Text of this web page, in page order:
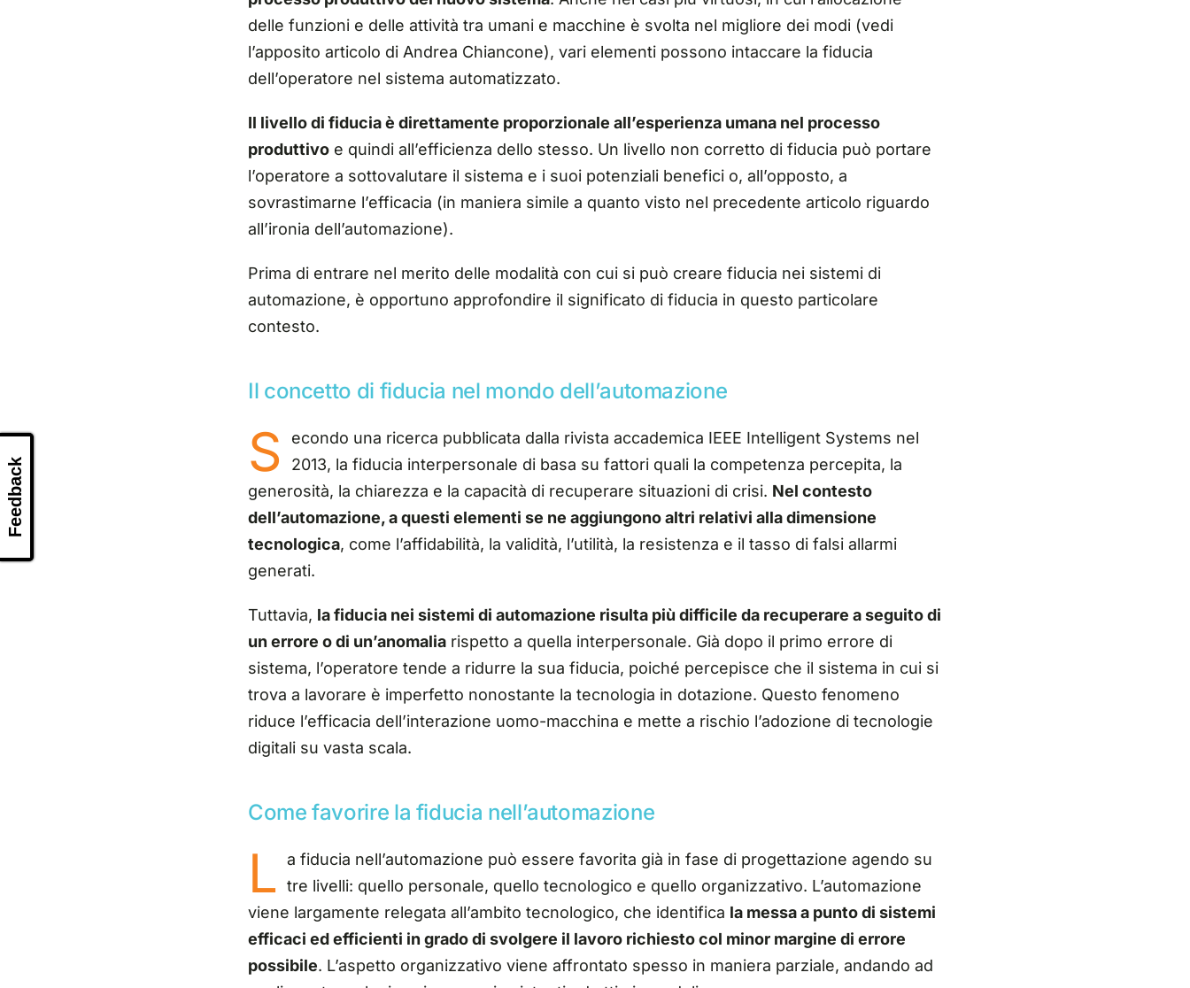
delle funzioni e delle attività tra umani e macchine è svolta nel migliore dei modi (vedi
l’apposito articolo di Andrea Chiancone), vari elementi possono intaccare la fiducia
dell’operatore nel sistema automatizzato.
Il livello di fiducia è direttamente proporzionale all’esperienza umana nel processo
produttivoe quindi all’efficienza dello stesso. Un livello non corretto di fiducia può portare
l’operatore a sottovalutare il sistema e i suoi potenziali benefici o, all’opposto, a
sovrastimarne l’efficacia (in maniera simile a quanto visto nel precedente articolo riguardo
all’ironia dell’automazione).
Prima di entrare nel merito delle modalità con cui si può creare fiducia nei sistemi di
automazione, è opportuno approfondire il significato di fiducia in questo particolare
contesto.
Il concetto di fiducia nel mondo dell’automazione
S econdo una ricerca pubblicata dalla rivista accademica IEEE IntelligentSystems nel
2013, la fiducia interpersonale dibasa su fattori quali la competenza percepita, la
generosità, la chiarezza e la capacità di recuperare situazioni di crisi. Nel contesto
dell’automazione, a questi elementi se ne aggiungono altri relativi alla dimensione
tecnologica, come l’affidabilità, la validità, l’utilità, la resistenza e il tasso di falsi allarmi
generati.
Tuttavia, la fiducia nei sistemi di automazione risulta più difficile da recuperare a seguito di
un errore o di un’anomaliarispetto a quella interpersonale. Già dopo il primo errore di
sistema, l’operatore tende a ridurre la sua fiducia, poiché percepisce che il sistema in cui si
trova a lavorare è imperfetto nonostante la tecnologia in dotazione. Questo fenomeno
riduce l’efficacia dell’interazione uomo-macchina e mette a rischio l’adozione di tecnologie
digitali su vasta scala.
Come favorire la fiducia nell’automazione
L a fiducia nell’automazione può essere favorita già in fase di progettazione agendo su
tre livelli: quello personale, quello tecnologico e quello organizzativo. L’automazione
viene largamente relegata all’ambito tecnologico, che identifica la messa a punto di sistemi
efficaci ed efficienti in grado di svolgere il lavoro richiesto col minor margine di errore
possibile. L’aspetto organizzativo viene affrontato spesso in maniera parziale, andando ad
Feedback